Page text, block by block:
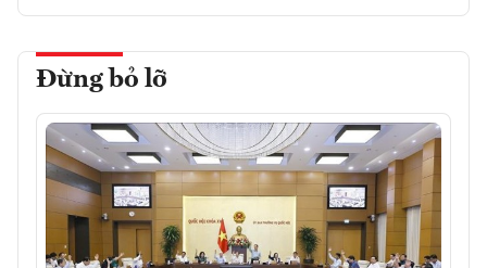
Đừng bỏ lỡ